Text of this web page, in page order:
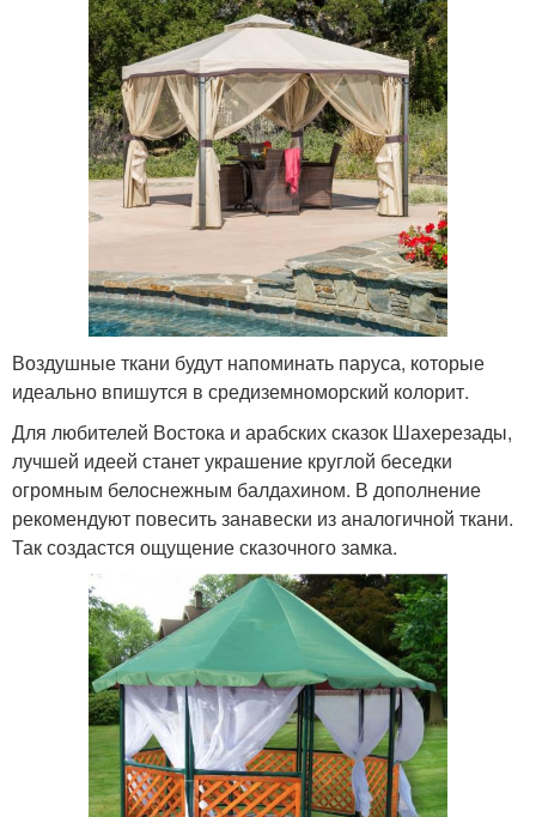
Воздушные ткани будут напоминать паруса, которые
идеально впишутся в средиземноморский колорит.
Для любителей Востока и арабских сказок Шахерезады,
лучшей идеей станет украшение круглой беседки
огромным белоснежным балдахином. В дополнение
рекомендуют повесить занавески из аналогичной ткани.
Так создастся ощущение сказочного замка.